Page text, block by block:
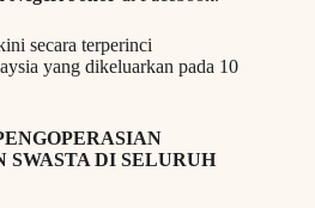
secara terperinci
yang dikeluarkan pada 10
DI SELURUH